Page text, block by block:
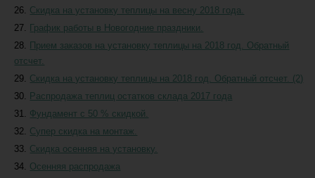
Скидка на установку теплицы на весну 2018 года.
График работы в Новогодние праздники.
Прием заказов на установку теплицы на 2018 год. Обратный
отсчет.
Скидка на установку теплицы на 2018 год. Обратный отсчет. (2)
Распродажа теплиц остатков склада 2017 года
Фундамент с 50 % скидкой.
Супер скидка на монтаж.
Скидка осенняя на установку.
Осенняя распродажа